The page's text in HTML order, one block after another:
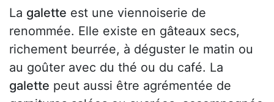
La galette est une viennoiserie de
renommée. Elle existe en gâteaux secs,
richement beurrée, à déguster le matin ou
au goûter avec du thé ou du café. La
galette peut aussi être agrémentée de